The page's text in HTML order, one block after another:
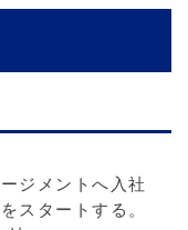
ジメントへ入社
スタートする。